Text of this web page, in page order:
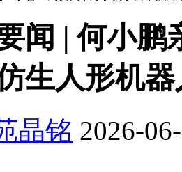
闻 | 何小鹏
生人形机
晶铭 2026-